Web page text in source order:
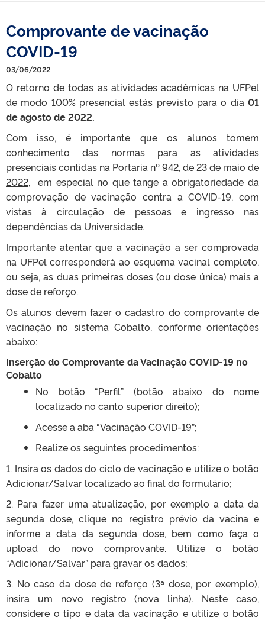
Comprovante de vacinação
COVID-19
03/06/2022
O retorno de todas as atividades acadêmicas na UFPel
de modo 100% presencial estás previsto para o dia 01
de agosto de 2022.
Com isso, é importante que os alunos tomem
conhecimento das normas para as atividades
presenciais contidas na Portaria nº 942, de 23 de maio de
2022, em especial no que tange a obrigatoriedade da
comprovação de vacinação contra a COVID-19, com
vistas à circulação de pessoas e ingresso nas
dependências da Universidade.
Importante atentar que a vacinação a ser comprovada
na UFPel corresponderá ao esquema vacinal completo,
ou seja, as duas primeiras doses (ou dose única) mais a
dose de reforço.
Os alunos devem fazer o cadastro do comprovante de
vacinação no sistema Cobalto, conforme orientações
abaixo:
Inserção do Comprovante da Vacinação COVID-19 no
Cobalto
No botão “Perfil” (botão abaixo do nome
localizado no canto superior direito);
Acesse a aba “Vacinação COVID-19”;
Realize os seguintes procedimentos:
1. Insira os dados do ciclo de vacinação e utilize o botão
Adicionar/Salvar localizado ao final do formulário;
2. Para fazer uma atualização, por exemplo a data da
segunda dose, clique no registro prévio da vacina e
informe a data da segunda dose, bem como faça o
upload do novo comprovante. Utilize o botão
“Adicionar/Salvar” para gravar os dados;
3. No caso da dose de reforço (3ª dose, por exemplo),
insira um novo registro (nova linha). Neste caso,
considere o tipo e data da vacinação e utilize o botão